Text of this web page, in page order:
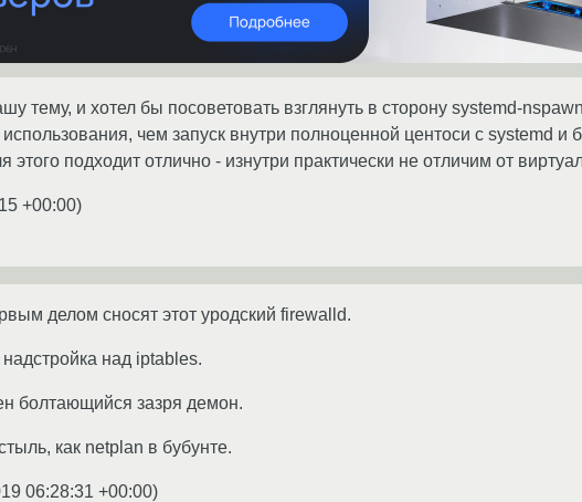
тему, и хотел бы посоветовать взглянуть в сторону systemd-
использования, чем запуск внутри полноценной центоси с systemd и
этого подходит отлично - изнутри практически не отличим от
+00:00)
делом сносят этот уродский firewalld.
над iptables.
болтающийся зазря демон.
как netplan в бубунте.
06:28:31 +00:00)